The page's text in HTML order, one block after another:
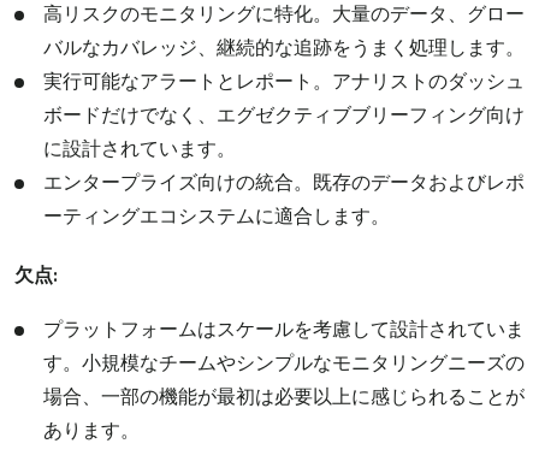
高リスクのモニタリングに特化。大量のデータ、グロー
バルなカバレッジ、継続的な追跡をうまく処理します。
実行可能なアラートとレポート。アナリストのダッシュ
ボードだけでなく、エグゼクティブブリーフィング向け
に設計されています。
エンタープライズ向けの統合。既存のデータおよびレポ
ーティングエコシステムに適合します。
欠点:
プラットフォームはスケールを考慮して設計されていま
す。小規模なチームやシンプルなモニタリングニーズの
場合、一部の機能が最初は必要以上に感じられることが
あります。